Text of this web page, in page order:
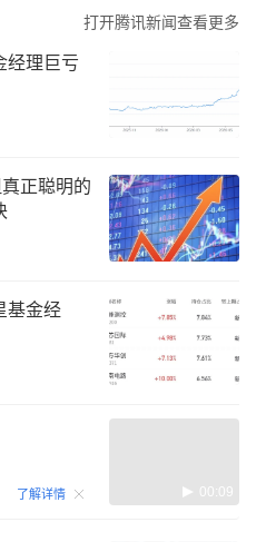
打开腾讯新闻查看更多
经理巨亏
正聪明的
基金经
了解详情 00:09